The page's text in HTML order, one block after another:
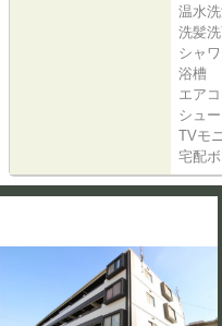
温水
洗髪
シャ
浴槽
エア
シュ
TVモ
宅配